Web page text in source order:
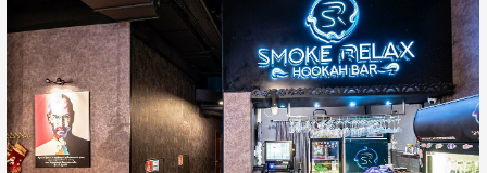
Плюсы:
Адрес:
Спартаковский пер.,
2, стр. 1, Москва